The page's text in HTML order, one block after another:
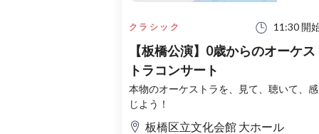
クラシック 11:30 開
【板橋公演】0歳からのオーケス
トラコンサート
本物のオーケストラを、見て、聴いて、感
じよう！
板橋区立文化会館 大ホール